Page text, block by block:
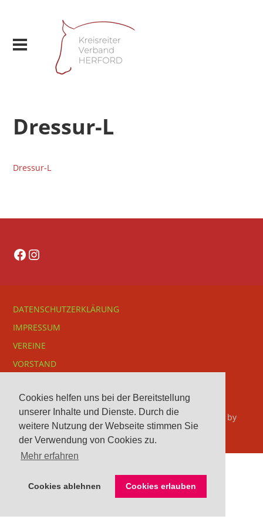
Cookies helfen uns bei der Bereitstellung
unserer Inhalte und Dienste. Durch die
weitere Nutzung der Webseite stimmen Sie
der Verwendung von Cookies zu.
Mehr erfahren
Cookies ablehnen Cookies erlauben
Dressur-L
Dressur-L
Facebook
Instagram
DATENSCHUTZERKLÄRUNG
IMPRESSUM
VEREINE
VORSTAND
© 2026 Kreisreiterverband Herford e. V.. Bento theme by
Satori